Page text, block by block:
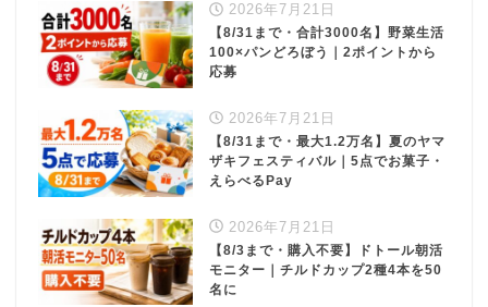
2026年7月21日
【8/31まで・合計3000名】野菜生活
100×パンどろぼう｜2ポイントから
応募
2026年7月21日
【8/31まで・最大1.2万名】夏のヤマ
ザキフェスティバル｜5点でお菓子・
えらべるPay
2026年7月21日
【8/3まで・購入不要】ドトール朝活
モニター｜チルドカップ2種4本を50
名に